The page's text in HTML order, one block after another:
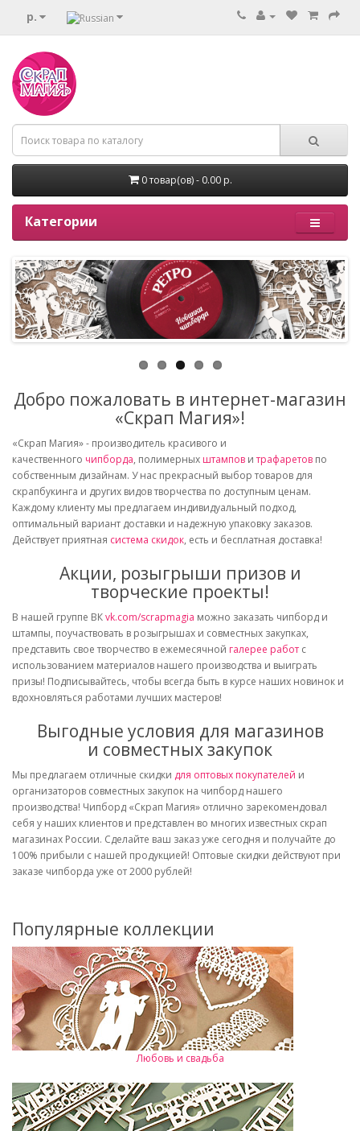
р.
0 товар(ов) - 0.00 р.
Категории
Добро пожаловать в интернет-магазин
«Скрап Магия»!
«Скрап Магия» - производитель красивого и
качественного чипборда, полимерных штампов итрафаретов по
собственным дизайнам. У нас прекрасный выбор товаров для
скрапбукинга и других видов творчества по доступным ценам.
Каждому клиенту мы предлагаем индивидуальный подход,
оптимальный вариант доставки и надежную упаковку заказов.
Действует приятная система скидок, есть и бесплатная доставка!
Акции, розыгрыши призов и
творческие проекты!
В нашей группе ВКvk.com/scrapmagia можно заказать чипборд и
штампы, поучаствовать в розыгрышах и совместных закупках,
представить свое творчество в ежемесячной галерее работ с
использованием материалов нашего производства и выиграть
призы! Подписывайтесь, чтобы всегда быть в курсе наших новинок и
вдохновляться работами лучших мастеров!
Выгодные условия для магазинов
и совместных закупок
Мы предлагаем отличные скидки для оптовых покупателей и
организаторов совместных закупок на чипборд нашего
производства! Чипборд «Скрап Магия» отлично зарекомендовал
себя у наших клиентов и представлен во многих известных скрап
магазинах России. Сделайте ваш заказ уже сегодня и получайте до
100% прибыли с нашей продукцией! Оптовые скидки действуют при
заказе чипборда уже от 2000 рублей!
Популярные коллекции
Любовь и свадьба